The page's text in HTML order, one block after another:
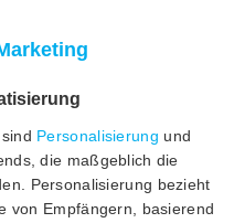
Personalisierung und
die maßgeblich die
Personalisierung bezieht
von Empfängern, basierend